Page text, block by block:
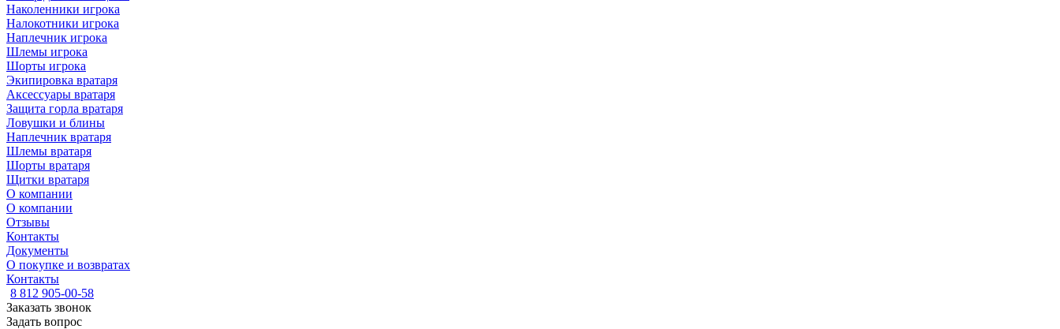
Наколенники игрока
Налокотники игрока
Наплечник игрока
Шлемы игрока
Шорты игрока
Экипировка вратаря
Аксессуары вратаря
Защита горла вратаря
Ловушки и блины
Наплечник вратаря
Шлемы вратаря
Шорты вратаря
Щитки вратаря
О компании
О компании
Отзывы
Контакты
Документы
О покупке и возвратах
Контакты
8 812 905-00-58
Заказать звонок
Задать вопрос